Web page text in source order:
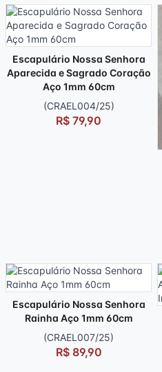
Escapulário Nossa Senhora
Aparecida e Sagrado Coração
Aço 1mm 60cm
(CRAEL004/25)
R$ 79,90
Escapulário Nossa Senhora
Rainha Aço 1mm 60cm
(CRAEL007/25)
R$ 89,90